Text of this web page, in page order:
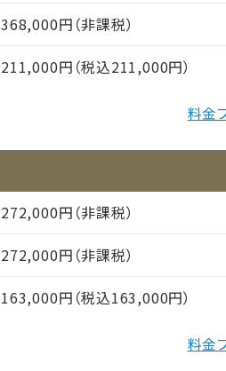
368,000円（非課税）
211,000円（税込211,000円）
家賃
管理費
初期償却
想定居住期間（償却年月数）
料金
272,000円（非課税）
272,000円（非課税）
163,000円（税込163,000円）
料金